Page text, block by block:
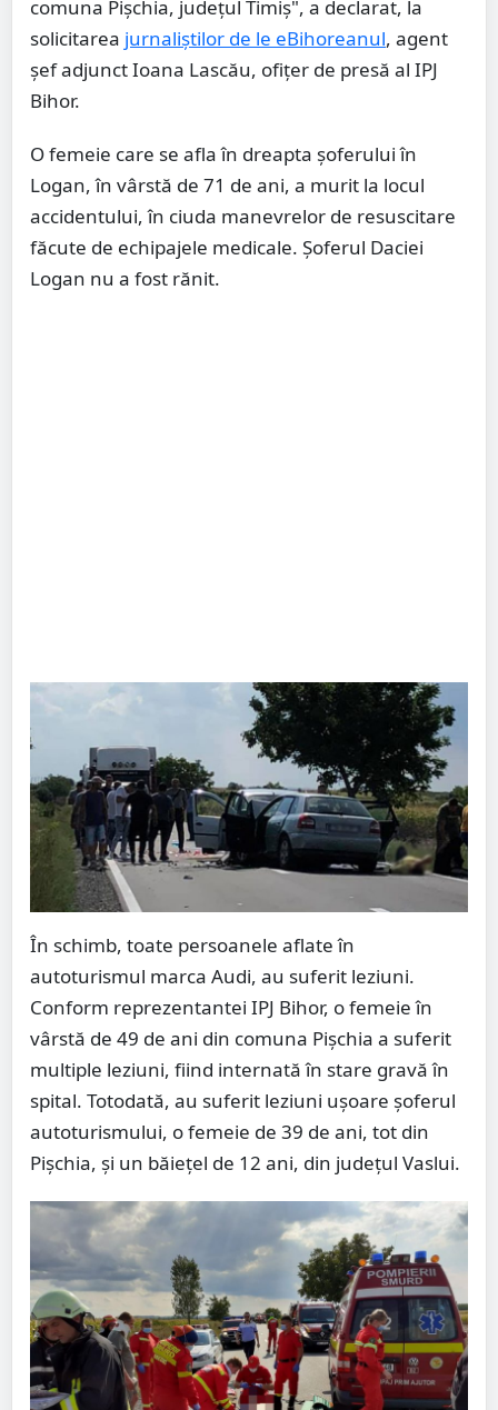
comuna Pişchia, judeţul Timiş", a declarat, la
solicitarea jurnaliștilor de le eBihoreanul, agent
şef adjunct Ioana Lascău, ofiţer de presă al IPJ
Bihor.
O femeie care se afla în dreapta şoferului în
Logan, în vârstă de 71 de ani, a murit la locul
accidentului, în ciuda manevrelor de resuscitare
făcute de echipajele medicale. Şoferul Daciei
Logan nu a fost rănit.
În schimb, toate persoanele aflate în
autoturismul marca Audi, au suferit leziuni.
Conform reprezentantei IPJ Bihor, o femeie în
vârstă de 49 de ani din comuna Pişchia a suferit
multiple leziuni, fiind internată în stare gravă în
spital. Totodată, au suferit leziuni uşoare şoferul
autoturismului, o femeie de 39 de ani, tot din
Pişchia, şi un băieţel de 12 ani, din judeţul Vaslui.